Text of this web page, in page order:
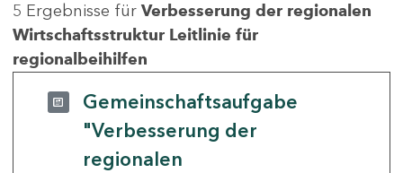
5 Ergebnisse für Verbesserung der regionalen
Wirtschaftsstruktur Leitlinie für
regionalbeihilfen
Gemeinschaftsaufgabe
"Verbesserung der
regionalen